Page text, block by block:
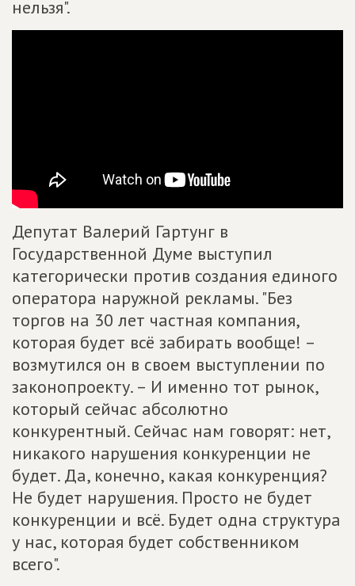
нельзя".
Депутат Валерий Гартунг в
Государственной Думе выступил
категорически против создания единого
оператора наружной рекламы. "Без
торгов на 30 лет частная компания,
которая будет всё забирать вообще! –
возмутился он в своем выступлении по
законопроекту. – И именно тот рынок,
который сейчас абсолютно
конкурентный. Сейчас нам говорят: нет,
никакого нарушения конкуренции не
будет. Да, конечно, какая конкуренция?
Не будет нарушения. Просто не будет
конкуренции и всё. Будет одна структура
у нас, которая будет собственником
всего".